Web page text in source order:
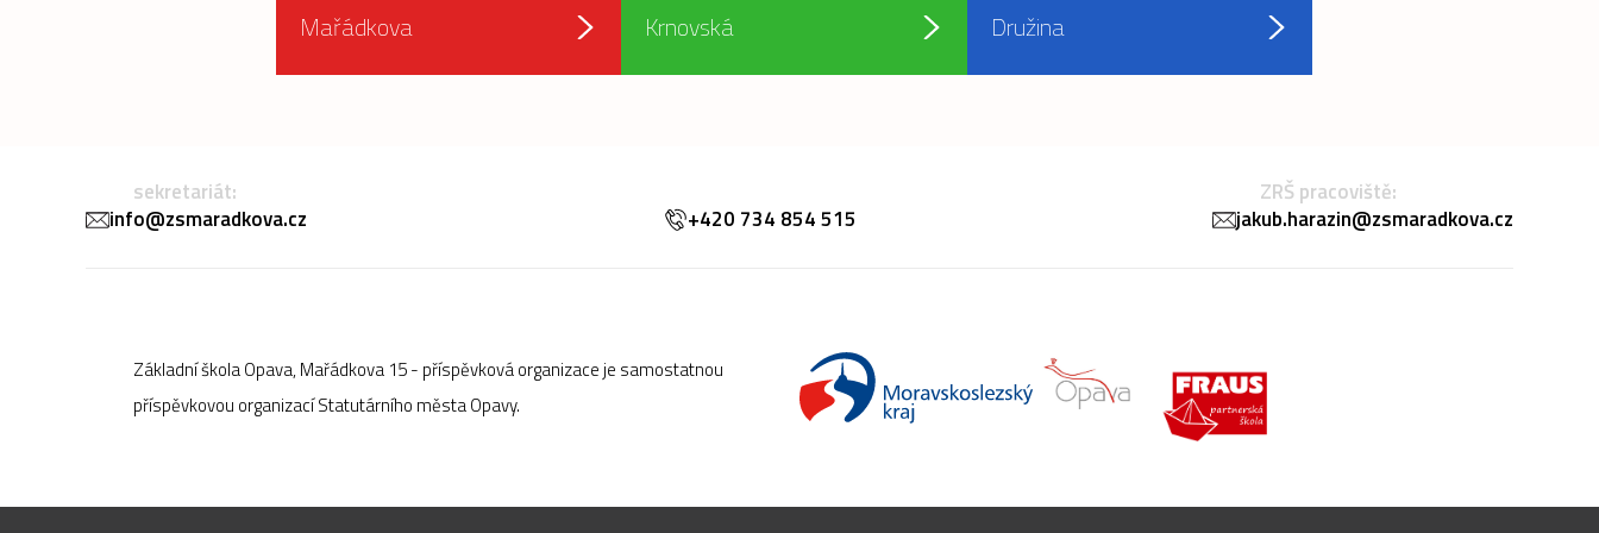
Mařádkova Krnovská Družina
sekretariát:
info@zsmaradkova.cz
+420 734 854 515
ZRŠ pracoviště:
jakub.harazin@zsmaradkova.cz
Základní škola Opava, Mařádkova 15 - příspěvková organizace je samostatnou
příspěvkovou organizací Statutárního města Opavy.